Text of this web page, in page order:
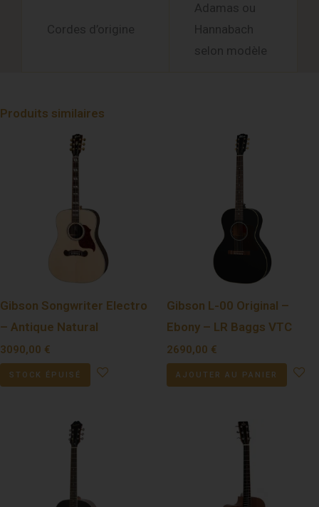
Cordes d’origine
Adamas ou
Hannabach
selon modèle
Produits similaires
Gibson Songwriter Electro
– Antique Natural
3090,00 €
STOCK ÉPUISÉ
Gibson L-00 Original –
Ebony – LR Baggs VTC
2690,00 €
AJOUTER AU PANIER